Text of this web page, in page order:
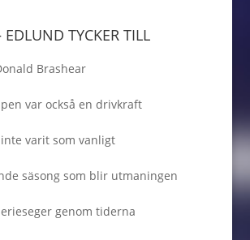
TYCKER TILL
Brashear
var också en drivkraft
varit som vanligt
säsong som blir utmaningen
genom tiderna